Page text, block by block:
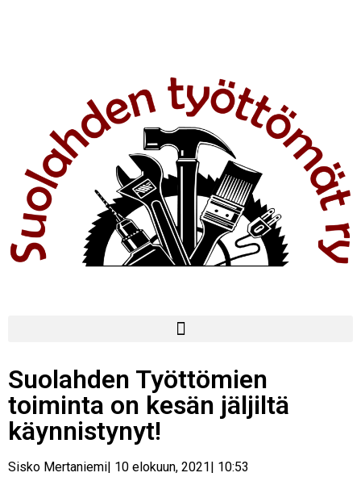
Suolahden Työttömien
toiminta on kesän jäljiltä
käynnistynyt!
Sisko Mertaniemi 10 elokuun, 2021 10:53